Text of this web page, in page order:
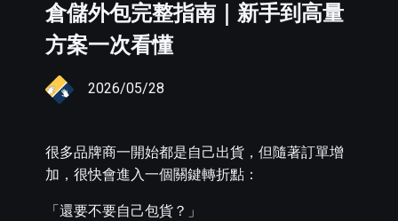
倉儲外包完整指南｜新手到高量
方案一次看懂
2026/05/28
很多品牌商一開始都是自己出貨，但隨著訂單增
加，很快會進入一個關鍵轉折點：
「還要不要自己包貨？」